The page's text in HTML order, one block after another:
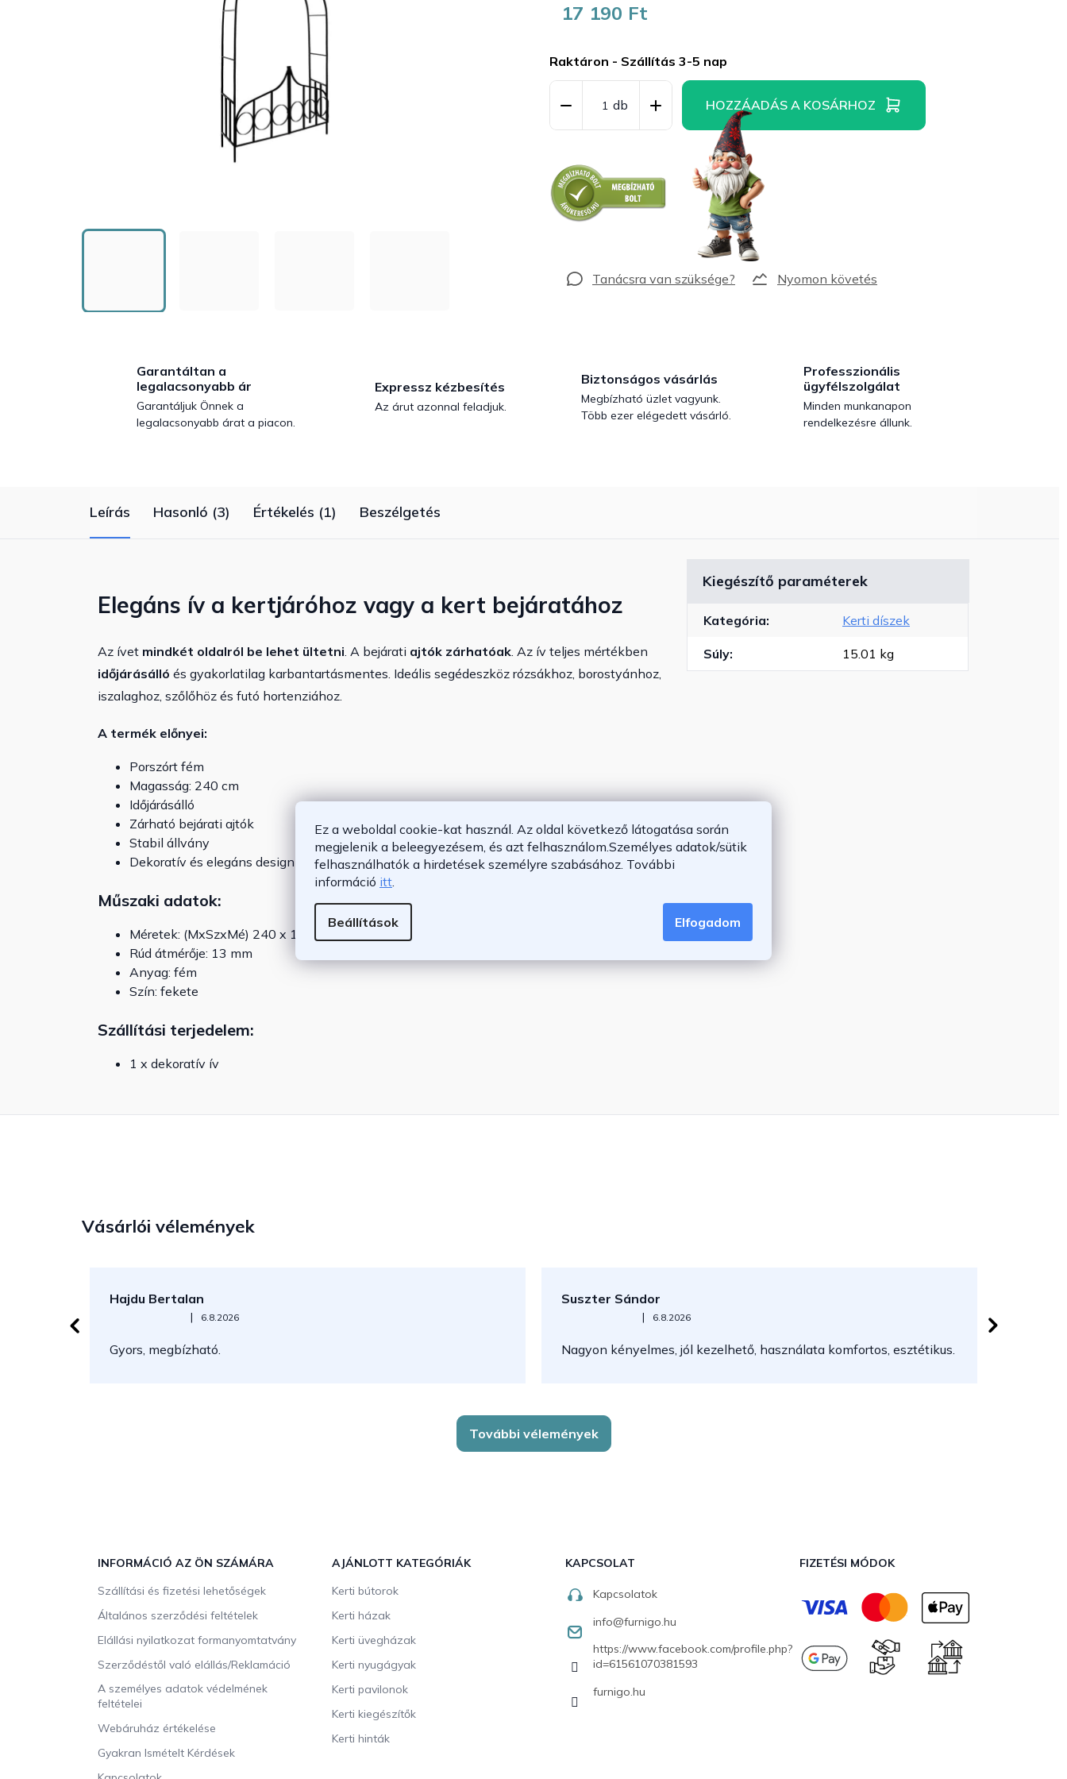
Ez a weboldal cookie-kat használ. Az oldal következő látogatása során
megjelenik a beleegyezésem, és azt felhasználom. Személyes adatok/sütik
felhasználhatók a hirdetések személyre szabásához. További
információ itt
Beállítások Elfogadom
17 190 Ft
Raktáron - Szállítás 3-5 nap
HOZZÁADÁS A KOSÁRHOZ
Nyomon követés
Garantáltan a
legalacsonyabb ár
Garantáljuk Önnek a
legalacsonyabb árat a piacon.
Expressz kézbesítés
Az árut azonnal feladjuk.
Biztonságos vásárlás
Megbízható üzlet vagyunk.
Több ezer elégedett vásárló.
Professzionális
ügyfélszolgálat
Minden munkanapon
rendelkezésre állunk.
Leírás Hasonló (3) Értékelés (1) Beszélgetés
Elegáns ív a kertjáróhoz vagy a kert bejáratához
Az ívet mindkét oldalról be lehet ültetni. A bejárati ajtók zárhatóak. Az ív teljes mértékben
időjárásálló és gyakorlatilag karbantartásmentes. Ideális segédeszköz rózsákhoz, borostyánhoz,
iszalaghoz, szőlőhöz és futó hortenziához.
A termék előnyei:
Porszórt fém
Magasság: 240 cm
Időjárásálló
Zárható bejárati ajtók
Stabil állvány
Dekoratív és elegáns design
Műszaki adatok:
Méretek: (MxSzxMé) 240 x 140 x 40 cm
Rúd átmérője: 13 mm
Anyag: fém
Szín: fekete
Szállítási terjedelem:
1 x dekoratív ív
Kiegészítő paraméterek
Kategória: Kerti díszek
Súly: 15.01 kg
Vásárlói vélemények
Hajdu Bertalan
Az áruház értékelése 5-ből 5 csillag.
| 6.8.2026
Gyors, megbízható.
Suszter Sándor
Az áruház értékelése 5-ből 5 csillag.
| 6.8.2026
Nagyon kényelmes, jól kezelhető, használata komfortos, esztétikus.
További vélemények
INFORMÁCIÓ AZ ÖN SZÁMÁRA
Szállítási és fizetési lehetőségek
Általános szerződési feltételek
Elállási nyilatkozat formanyomtatvány
Szerződéstől való elállás/Reklamáció
A személyes adatok védelmének
feltételei
Webáruház értékelése
Gyakran Ismételt Kérdések
AJÁNLOTT KATEGÓRIÁK
Kerti bútorok
Kerti házak
Kerti üvegházak
Kerti nyugágyak
Kerti pavilonok
Kerti kiegészítők
Kerti hinták
KAPCSOLAT
Kapcsolatok
info@furnigo.hu
https://www.facebook.com/profile.php?
id=61561070381593
furnigo.hu
FIZETÉSI MÓDOK